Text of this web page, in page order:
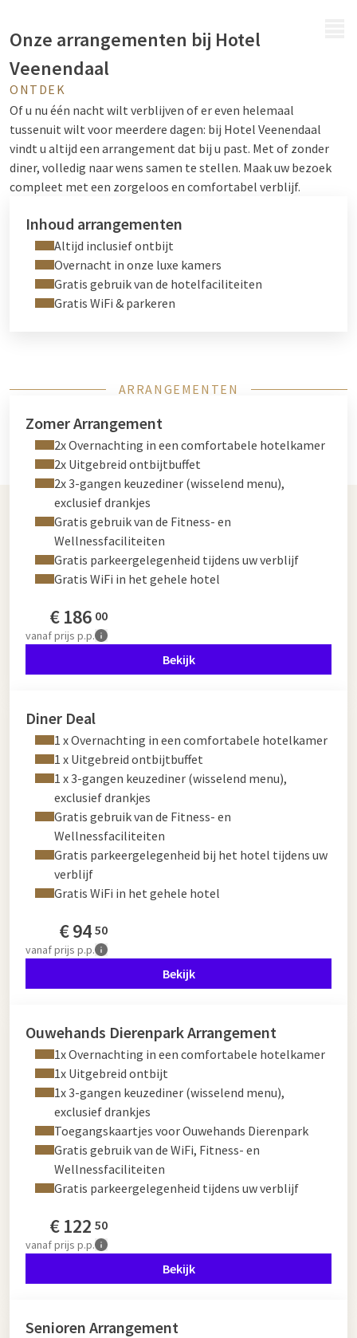
Onze arrangementen bij Hotel
Veenendaal
ONTDEK
Of u nu één nacht wilt verblijven of er even helemaal
tussenuit wilt voor meerdere dagen: bij Hotel Veenendaal
vindt u altijd een arrangement dat bij u past. Met of zonder
diner, volledig naar wens samen te stellen. Maak uw bezoek
compleet met een zorgeloos en comfortabel verblijf.
Inhoud arrangementen
Altijd inclusief ontbijt
Overnacht in onze luxe kamers
Gratis gebruik van de hotelfaciliteiten
Gratis WiFi & parkeren
ARRANGEMENTEN
Zomer Arrangement
2x Overnachting in een comfortabele hotelkamer
2x Uitgebreid ontbijtbuffet
2x 3-gangen keuzediner (wisselend menu),
exclusief drankjes
Gratis gebruik van de Fitness- en
Wellnessfaciliteiten
Gratis parkeergelegenheid tijdens uw verblijf
Gratis WiFi in het gehele hotel
€186 00
vanafprijs p.p.
Bekijk
Diner Deal
1 x Overnachting in een comfortabele hotelkamer
1 x Uitgebreid ontbijtbuffet
1 x 3-gangen keuzediner (wisselend menu),
exclusief drankjes
Gratis gebruik van de Fitness- en
Wellnessfaciliteiten
Gratis parkeergelegenheid bij het hotel tijdens uw
verblijf
Gratis WiFi in het gehele hotel
€94 50
vanafprijs p.p.
Bekijk
Ouwehands Dierenpark Arrangement
1x Overnachting in een comfortabele hotelkamer
1x Uitgebreid ontbijt
1x 3-gangen keuzediner (wisselend menu),
exclusief drankjes
Toegangskaartjes voor Ouwehands Dierenpark
Gratis gebruik van de WiFi, Fitness- en
Wellnessfaciliteiten
Gratis parkeergelegenheid tijdens uw verblijf
€122 50
vanafprijs p.p.
Bekijk
Senioren Arrangement